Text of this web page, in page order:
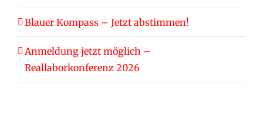
Blauer Kompass – Jetzt abstimmen!
Anmeldung jetzt möglich –
Reallaborkonferenz 2026